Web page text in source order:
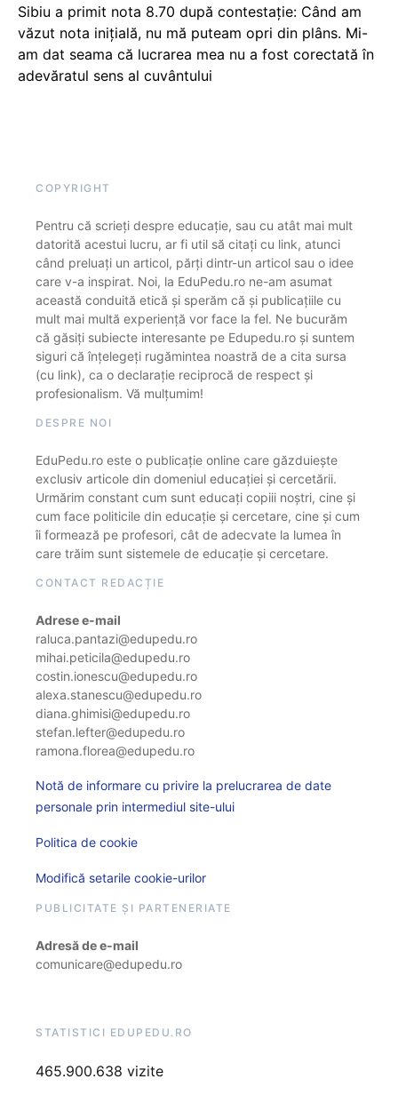
Sibiu a primit nota 8.70 după contestație: Când am
văzut nota inițială, nu mă puteam opri din plâns. Mi-
am dat seama că lucrarea mea nu a fost corectată în
adevăratul sens al cuvântului
COPYRIGHT
Pentru că scrieți despre educație, sau cu atât mai mult
datorită acestui lucru, ar fi util să citați cu link, atunci
când preluați un articol, părți dintr-un articol sau o idee
care v-a inspirat. Noi, la EduPedu.ro ne-am asumat
această conduită etică și sperăm că și publicațiile cu
mult mai multă experiență vor face la fel. Ne bucurăm
că găsiți subiecte interesante pe Edupedu.ro și suntem
siguri că înțelegeți rugămintea noastră de a cita sursa
(cu link), ca o declarație reciprocă de respect și
profesionalism. Vă mulțumim!
DESPRE NOI
EduPedu.ro este o publicație online care găzduiește
exclusiv articole din domeniul educației și cercetării.
Urmărim constant cum sunt educați copiii noștri, cine și
cum face politicile din educație și cercetare, cine și cum
îi formează pe profesori, cât de adecvate la lumea în
care trăim sunt sistemele de educație și cercetare.
CONTACT REDACȚIE
Adrese e-mail
raluca.pantazi@edupedu.ro
mihai.peticila@edupedu.ro
costin.ionescu@edupedu.ro
alexa.stanescu@edupedu.ro
diana.ghimisi@edupedu.ro
stefan.lefter@edupedu.ro
ramona.florea@edupedu.ro
Notă de informare cu privire la prelucrarea de date
personale prin intermediul site-ului
Politica de cookie
Modifică setarile cookie-urilor
PUBLICITATE ȘI PARTENERIATE
Adresă de e-mail
comunicare@edupedu.ro
STATISTICI EDUPEDU.RO
465.900.638 vizite